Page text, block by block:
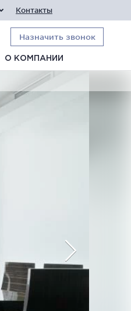
Контакты
Назначить звонок
О КОМПАНИИ